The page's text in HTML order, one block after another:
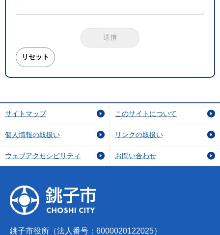
サイトマップ このサイトについて
個人情報の取扱い リンクの取扱い
ウェブアクセシビリティ お問い合わせ
銚子市役所（法人番号：6000020122025）